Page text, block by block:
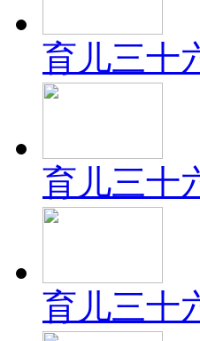
育儿三十
育儿三十
育儿三十